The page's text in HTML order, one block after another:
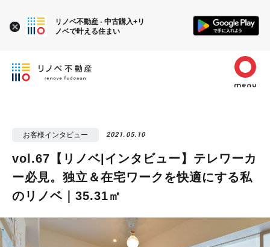
お客様インタビュー 2021.05.10
vol.67【リノベ|インタビュー】テレワーカ
ー必見。独立＆在宅ワークを快適にする私
のリノベ｜35.31㎡
リノベ不動産 - 中古購入+リ
ノベで叶える住まい